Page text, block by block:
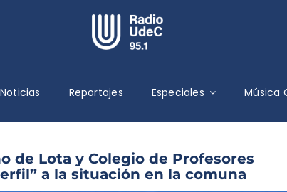
Escuchar Radio UdeC en vivo
Quiénes Somos
Programación
Podcast
Noticias
Noticias Reportajes Especiales Música
de Lota y Colegio de Profesores
a la situación en la comuna